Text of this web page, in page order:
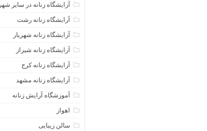
آرایشگاه زنانه در سایر
آرایشگاه زنانه رشت
آرایشگاه زنانه شهریار
آرایشگاه زنانه شیراز
آرایشگاه زنانه کرج
آرایشگاه زنانه مشهد
آموزشگاه آرایش زنانه
اهواز
سالن زیبایی